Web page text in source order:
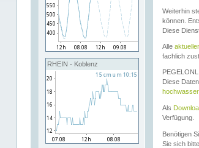
RHEIN - Koblenz
Weiterhin
können.
Diese
Alle
fachlich
Diese
Als
Verfügung.
Benötigen
Sie sich